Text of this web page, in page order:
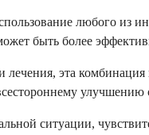
любого из
быть более
эта
улучшению
ситуации,